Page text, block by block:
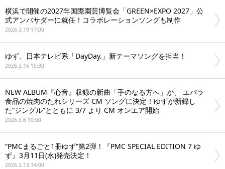
横浜で開催の2027年国際園芸博覧会「GREEN×EXPO 2027」公
式アンバサダーに就任！コラボレーションソングも制作
2026.3.19 17:00
ゆず、日本テレビ系「DayDay.」新テーマソングを担当！
2026.3.16 10:30
NEW ALBUM『心音』収録の新曲「手のなる方へ」が、 エバラ
食品の焼肉のたれシリーズ CM ソングに決定！ゆずが新録し
た“ジングル”とともに 3/7 より CM オンエア開始
2026.3.6 10:00
“PMCまるごと1冊ゆず”第2弾！『PMC SPECIAL EDITION 7 ゆ
ず』3月11日(水)発売決定！
2026.2.13 14:00